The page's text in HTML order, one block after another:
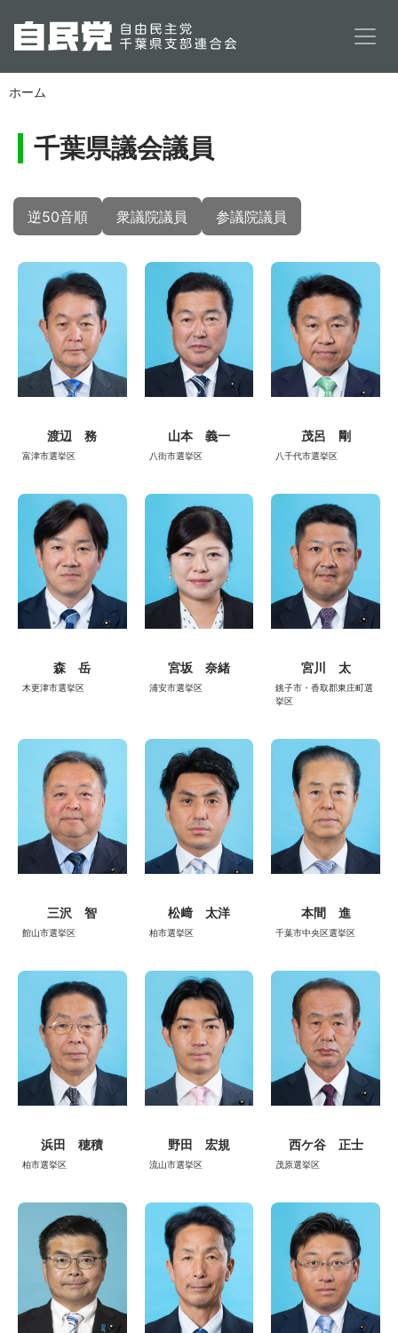
ホーム
千葉県議会議員
逆50音順 衆議院議員 参議院議員
渡辺 務
富津市選挙区
山本 義一
八街市選挙区
茂呂 剛
八千代市選挙区
森 岳
木更津市選挙区
宮坂 奈緒
浦安市選挙区
宮川 太
銚子市・香取郡東庄町選
挙区
三沢 智
館山市選挙区
松﨑 太洋
柏市選挙区
本間 進
千葉市中央区選挙区
浜田 穂積
柏市選挙区
野田 宏規
流山市選挙区
西ケ谷 正士
茂原選挙区